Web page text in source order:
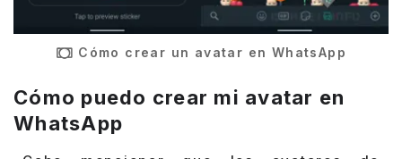
Cómo crear un avatar en WhatsApp
Cómo puedo crear mi avatar en
WhatsApp